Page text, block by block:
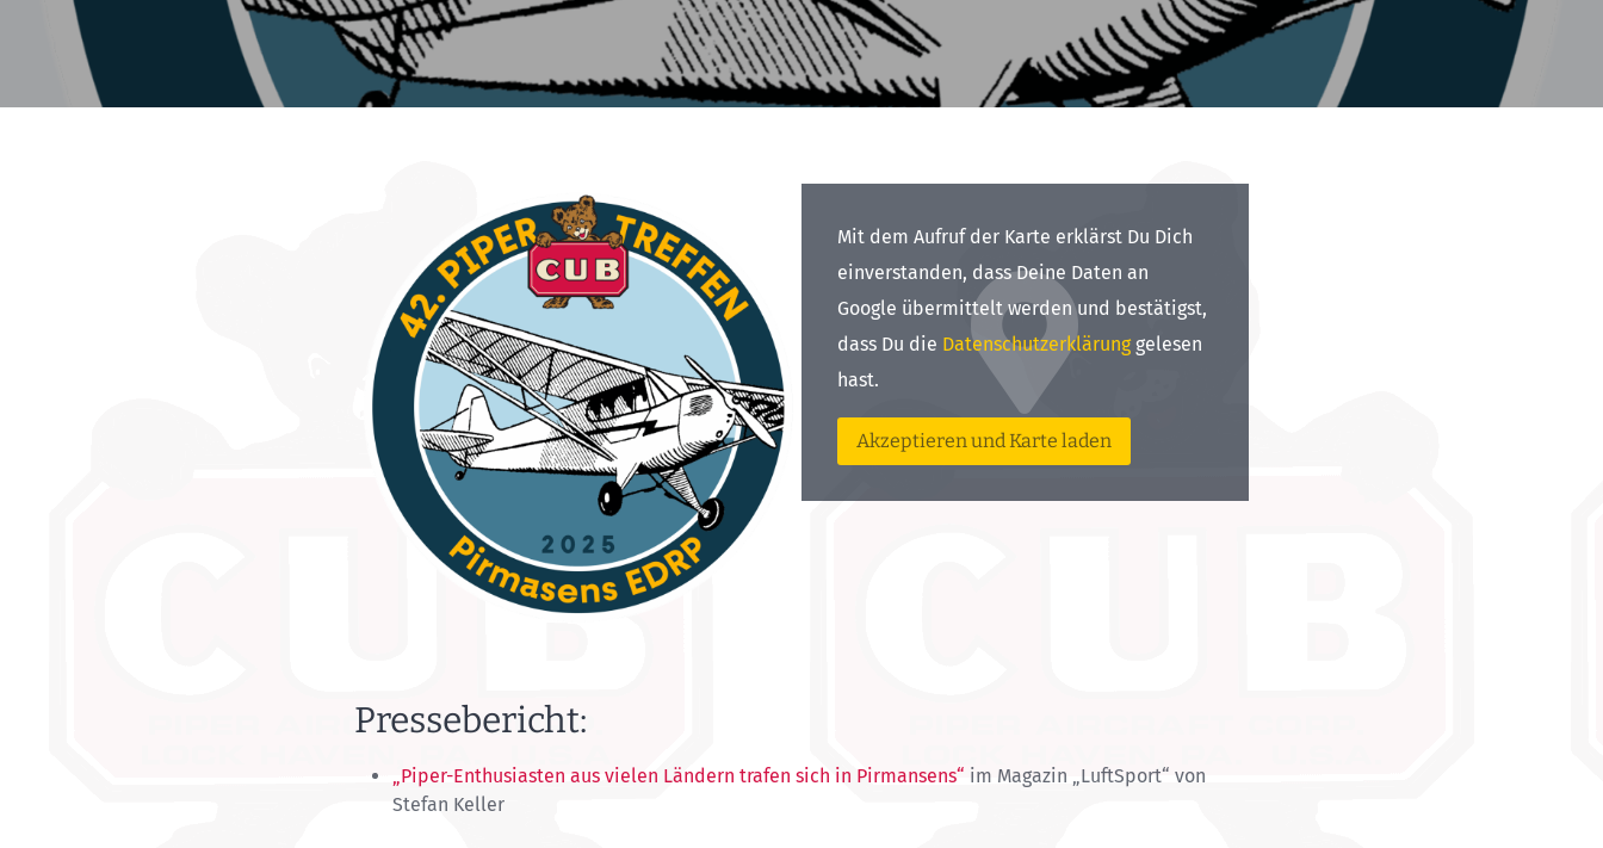
Mit dem Aufruf der Karte erklärst Du Dich
einverstanden, dass Deine Daten an
Google übermittelt werden und bestätigst,
dass Du die Datenschutzerklärunggelesen
hast.
Pressebericht:
„Piper-Enthusiasten aus vielen Ländern trafen sich in Pirmansens“ im Magazin „LuftSport“ von
Stefan Keller